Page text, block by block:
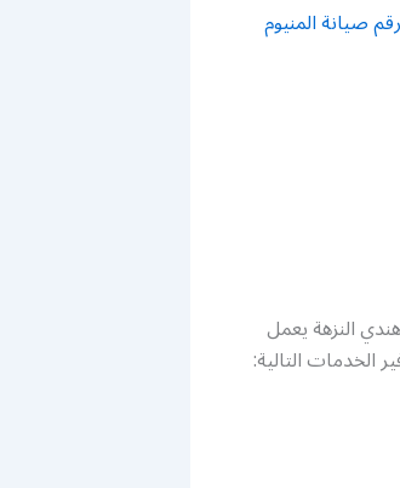
رقم صيانة المنيوم
النزهة يعمل
الخدمات التالية: